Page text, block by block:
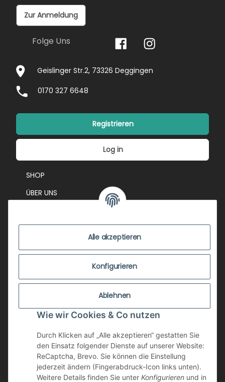
Alle akzeptieren
Konfigurieren
Ablehnen
Wie wir Cookies & Co nutzen
Durch Klicken auf „Alle akzeptieren“ gestatten Sie
den Einsatz folgender Dienste auf unserer Website:
ReCaptcha, Brevo. Sie können die Einstellung
jederzeit ändern (Fingerabdruck-Icon links unten).
Weitere Details finden Sie unter Konfigurieren und in
Zur Anmeldung
Folge Uns
Geislinger Str.2, 73326 Deggingen
0170 327 6648
Registrieren
Log in
SHOP
ÜBER UNS
ZUSTANDSBEWERTUNG
ZAHLUNGSMÖGLICHKEITEN
AGB
WIDERRUFSRECHT
DATENSCHUTZ
NEWSLETTER